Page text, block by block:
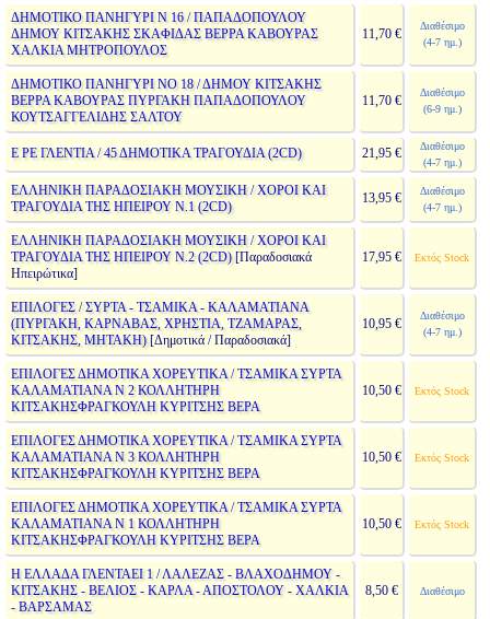
ΔΗΜΟΤΙΚΟ ΠΑΝΗΓΥΡΙ Ν 16 / ΠΑΠΑΔΟΠΟΥΛΟΥ
ΔΗΜΟΥ ΚΙΤΣΑΚΗΣ ΣΚΑΦΙΔΑΣ ΒΕΡΡΑ ΚΑΒΟΥΡΑΣ
ΧΑΛΚΙΑ ΜΗΤΡΟΠΟΥΛΟΣ
11,70 €
Διαθέσιμο
(4-7 ημ.)
ΔΗΜΟΤΙΚΟ ΠΑΝΗΓΥΡΙ ΝΟ 18 / ΔΗΜΟΥ ΚΙΤΣΑΚΗΣ
ΒΕΡΡΑ ΚΑΒΟΥΡΑΣ ΠΥΡΓΑΚΗ ΠΑΠΑΔΟΠΟΥΛΟΥ
ΚΟΥΤΣΑΓΓΕΛΙΔΗΣ ΣΑΛΤΟΥ
11,70 €
Διαθέσιμο
(6-9 ημ.)
Ε ΡΕ ΓΛΕΝΤΙΑ / 45 ΔΗΜΟΤΙΚΑ ΤΡΑΓΟΥΔΙΑ (2CD) 21,95 €
Διαθέσιμο
(4-7 ημ.)
ΕΛΛΗΝΙΚΗ ΠΑΡΑΔΟΣΙΑΚΗ ΜΟΥΣΙΚΗ / ΧΟΡΟΙ ΚΑΙ
ΤΡΑΓΟΥΔΙΑ ΤΗΣ ΗΠΕΙΡΟΥ Ν.1 (2CD)
13,95 €
Διαθέσιμο
(4-7 ημ.)
ΕΛΛΗΝΙΚΗ ΠΑΡΑΔΟΣΙΑΚΗ ΜΟΥΣΙΚΗ / ΧΟΡΟΙ ΚΑΙ
ΤΡΑΓΟΥΔΙΑ ΤΗΣ ΗΠΕΙΡΟΥ Ν.2 (2CD)[Παραδοσιακά
Ηπειρώτικα]
17,95 € Εκτός Stock
ΕΠΙΛΟΓΕΣ / ΣΥΡΤΑ - ΤΣΑΜΙΚΑ - ΚΑΛΑΜΑΤΙΑΝΑ
(ΠΥΡΓΑΚΗ, ΚΑΡΝΑΒΑΣ, ΧΡΗΣΤΙΑ, ΤΖΑΜΑΡΑΣ,
ΚΙΤΣΑΚΗΣ, ΜΗΤΑΚΗ)[Δημοτικά / Παραδοσιακά]
10,95 €
Διαθέσιμο
(4-7 ημ.)
ΕΠΙΛΟΓΕΣ ΔΗΜΟΤΙΚΑ ΧΟΡΕΥΤΙΚΑ / ΤΣΑΜΙΚΑ ΣΥΡΤΑ
ΚΑΛΑΜΑΤΙΑΝΑ Ν 2 ΚΟΛΛΗΤΗΡΗ
ΚΙΤΣΑΚΗΣΦΡΑΓΚΟΥΛΗ ΚΥΡΙΤΣΗΣ ΒΕΡΑ
10,50 € Εκτός Stock
ΕΠΙΛΟΓΕΣ ΔΗΜΟΤΙΚΑ ΧΟΡΕΥΤΙΚΑ / ΤΣΑΜΙΚΑ ΣΥΡΤΑ
ΚΑΛΑΜΑΤΙΑΝΑ Ν 3 ΚΟΛΛΗΤΗΡΗ
ΚΙΤΣΑΚΗΣΦΡΑΓΚΟΥΛΗ ΚΥΡΙΤΣΗΣ ΒΕΡΑ
10,50 € Εκτός Stock
ΕΠΙΛΟΓΕΣ ΔΗΜΟΤΙΚΑ ΧΟΡΕΥΤΙΚΑ / ΤΣΑΜΙΚΑ ΣΥΡΤΑ
ΚΑΛΑΜΑΤΙΑΝΑ Ν 1 ΚΟΛΛΗΤΗΡΗ
ΚΙΤΣΑΚΗΣΦΡΑΓΚΟΥΛΗ ΚΥΡΙΤΣΗΣ ΒΕΡΑ
10,50 € Εκτός Stock
Η ΕΛΛΑΔΑ ΓΛΕΝΤΑΕΙ 1 / ΛΑΛΕΖΑΣ - ΒΛΑΧΟΔΗΜΟΥ -
ΚΙΤΣΑΚΗΣ - ΒΕΛΙΟΣ - ΚΑΡΛΑ - ΑΠΟΣΤΟΛΟΥ - ΧΑΛΚΙΑ
- ΒΑΡΣΑΜΑΣ
8,50 € Διαθέσιμο